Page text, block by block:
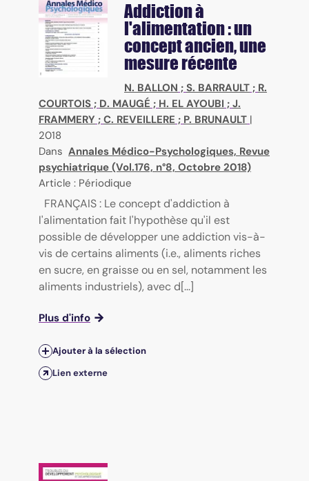
Addiction à
l'alimentation : un
concept ancien, une
mesure récente
N. BALLON ; S. BARRAULT ; R.
COURTOIS ; D. MAUGÉ ; H. EL AYOUBI ; J.
FRAMMERY ; C. REVEILLERE ; P. BRUNAULT |
2018
Dans Annales Médico-Psychologiques, Revue
psychiatrique (Vol.176, n°8, Octobre 2018)
Article : Périodique
FRANÇAIS : Le concept d'addiction à
l'alimentation fait l'hypothèse qu'il est
possible de développer une addiction vis-à-
vis de certains aliments (i.e., aliments riches
en sucre, en graisse ou en sel, notamment les
aliments industriels), avec d[...]
Plus d'info
Ajouter à la sélection
Lien externe